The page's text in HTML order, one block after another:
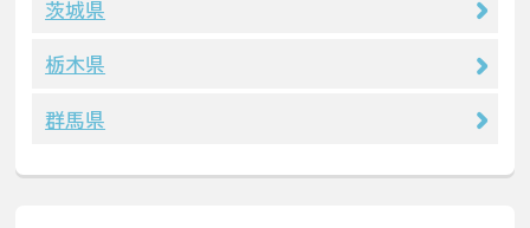
茨城県
栃木県
群馬県